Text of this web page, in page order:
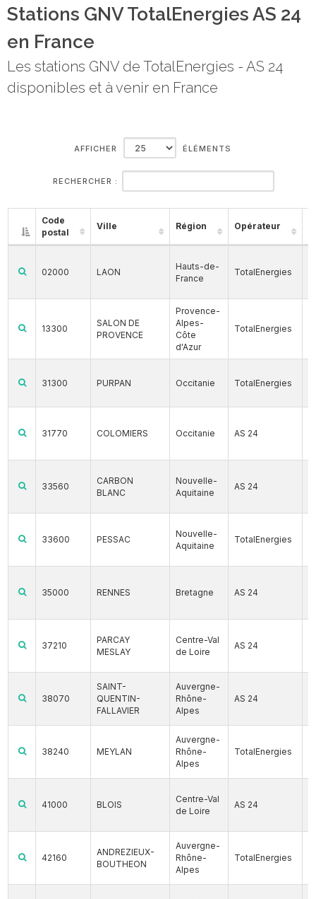
Stations GNV TotalEnergies AS 24
en France
Les stations GNV de TotalEnergies - AS 24
disponibles et à venir en France
AFFICHER ÉLÉMENTS
RECHERCHER :
Code
postal
Ville Région Opérateur
02000 LAON
Hauts-de-
France
TotalEnergies
13300
SALON DE
PROVENCE
Provence-
Alpes-
Côte
d'Azur
TotalEnergies
31300 PURPAN Occitanie TotalEnergies
31770 COLOMIERS Occitanie AS 24
33560
CARBON
BLANC
Nouvelle-
Aquitaine
AS 24
33600 PESSAC
Nouvelle-
Aquitaine
TotalEnergies
35000 RENNES Bretagne AS 24
37210
PARCAY
MESLAY
Centre-Val
de Loire
AS 24
38070
SAINT-
QUENTIN-
FALLAVIER
Auvergne-
Rhône-
Alpes
AS 24
38240 MEYLAN
Auvergne-
Rhône-
Alpes
TotalEnergies
41000 BLOIS
Centre-Val
de Loire
AS 24
42160
ANDREZIEUX-
BOUTHEON
Auvergne-
Rhône-
Alpes
TotalEnergies